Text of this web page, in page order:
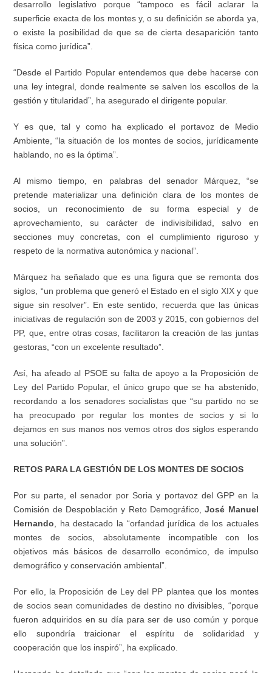
desarrollo legislativo porque “tampoco es fácil aclarar la
superficie exacta de los montes y, o su definición se aborda ya,
o existe la posibilidad de que se de cierta desaparición tanto
física como jurídica”.
“Desde el Partido Popular entendemos que debe hacerse con
una ley integral, donde realmente se salven los escollos de la
gestión y titularidad”, ha asegurado el dirigente popular.
Y es que, tal y como ha explicado el portavoz de Medio
Ambiente, “la situación de los montes de socios, jurídicamente
hablando, no es la óptima”.
Al mismo tiempo, en palabras del senador Márquez, “se
pretende materializar una definición clara de los montes de
socios, un reconocimiento de su forma especial y de
aprovechamiento, su carácter de indivisibilidad, salvo en
secciones muy concretas, con el cumplimiento riguroso y
respeto de la normativa autonómica y nacional”.
Márquez ha señalado que es una figura que se remonta dos
siglos, “un problema que generó el Estado en el siglo XIX y que
sigue sin resolver”. En este sentido, recuerda que las únicas
iniciativas de regulación son de 2003 y 2015, con gobiernos del
PP, que, entre otras cosas, facilitaron la creación de las juntas
gestoras, “con un excelente resultado”.
Así, ha afeado al PSOE su falta de apoyo a la Proposición de
Ley del Partido Popular, el único grupo que se ha abstenido,
recordando a los senadores socialistas que “su partido no se
ha preocupado por regular los montes de socios y si lo
dejamos en sus manos nos vemos otros dos siglos esperando
una solución”.
RETOS PARA LA GESTIÓN DE LOS MONTES DE SOCIOS
Por su parte, el senador por Soria y portavoz del GPP en la
Comisión de Despoblación y Reto Demográfico,José Manuel
Hernando, ha destacado la “orfandad jurídica de los actuales
montes de socios, absolutamente incompatible con los
objetivos más básicos de desarrollo económico, de impulso
demográfico y conservación ambiental”.
Por ello, la Proposición de Ley del PP plantea que los montes
de socios sean comunidades de destino no divisibles, “porque
fueron adquiridos en su día para ser de uso común y porque
ello supondría traicionar el espíritu de solidaridad y
cooperación que los inspiró”, ha explicado.